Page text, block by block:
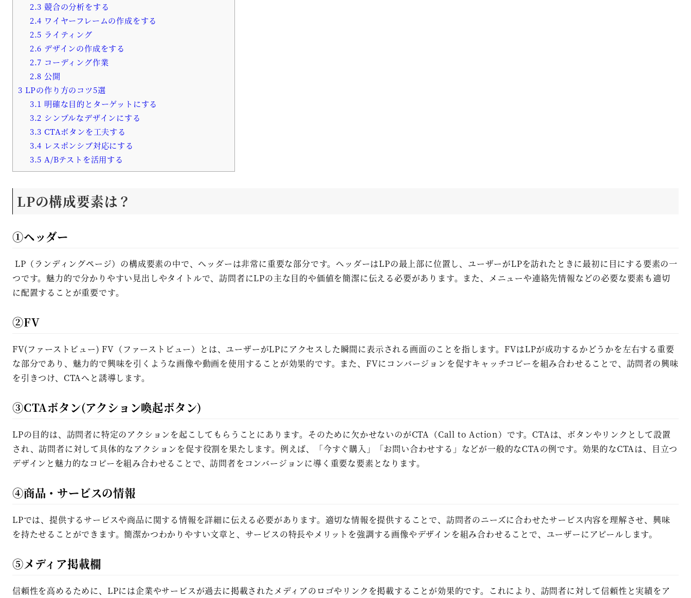
2.3 競合の分析をする
2.4 ワイヤーフレームの作成をする
2.5 ライティング
2.6 デザインの作成をする
2.7 コーディング作業
2.8 公開
3 LPの作り方のコツ5選
3.1 明確な目的とターゲットにする
3.2 シンプルなデザインにする
3.3 CTAボタンを工夫する
3.4 レスポンシブ対応にする
3.5 A/Bテストを活用する
LPの構成要素は？
①ヘッダー
LP（ランディングページ）の構成要素の中で、ヘッダーは非常に重要な部分です。ヘッダーはLPの最上部に位置し、ユーザーがLPを訪れたときに最初に目にする要素の一
つです。魅力的で分かりやすい見出しやタイトルで、訪問者にLPの主な目的や価値を簡潔に伝える必要があります。また、メニューや連絡先情報などの必要な要素も適切
に配置することが重要です。
②FV
FV(ファーストビュー) FV（ファーストビュー）とは、ユーザーがLPにアクセスした瞬間に表示される画面のことを指します。FVはLPが成功するかどうかを左右する重要
な部分であり、魅力的で興味を引くような画像や動画を使用することが効果的です。また、FVにコンバージョンを促すキャッチコピーを組み合わせることで、訪問者の興味
を引きつけ、CTAへと誘導します。
③CTAボタン(アクション喚起ボタン)
LPの目的は、訪問者に特定のアクションを起こしてもらうことにあります。そのために欠かせないのがCTA（Call to Action）です。CTAは、ボタンやリンクとして設置
され、訪問者に対して具体的なアクションを促す役割を果たします。例えば、「今すぐ購入」「お問い合わせする」などが一般的なCTAの例です。効果的なCTAは、目立つ
デザインと魅力的なコピーを組み合わせることで、訪問者をコンバージョンに導く重要な要素となります。
④商品・サービスの情報
LPでは、提供するサービスや商品に関する情報を詳細に伝える必要があります。適切な情報を提供することで、訪問者のニーズに合わせたサービス内容を理解させ、興味
を持たせることができます。簡潔かつわかりやすい文章と、サービスの特長やメリットを強調する画像やデザインを組み合わせることで、ユーザーにアピールします。
⑤メディア掲載欄
信頼性を高めるために、LPには企業やサービスが過去に掲載されたメディアのロゴやリンクを掲載することが効果的です。これにより、訪問者に対して信頼性と実績をア